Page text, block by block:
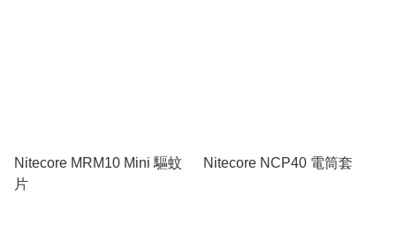
Nitecore MRM10 Mini 驅蚊
片
Nitecore NCP40 電筒套